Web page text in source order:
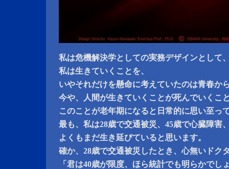
私は危機解決学としての実務デザインとして
私は生きていくことを、
いやそれだけを懸命に考えていたのは青春か
今や、人間が生きていくことが死んでいくこ
このことが老年期になると日常的に思い至っ
最も、私は28歳で交通被災、45歳で心臓障害
よくもまだ生き延びていると思います。
確か、28歳で交通被災したとき、心無いドク
「君は40歳が限度、ほら統計でも明らかでし